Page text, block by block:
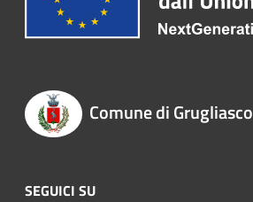
Comune di Grugliasco
SEGUICI SU